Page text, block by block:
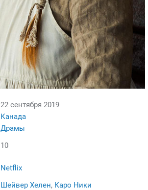
22 сентября 2019
Канада
Драмы
10
Netflix
Шейвер Хелен, Каро Ники